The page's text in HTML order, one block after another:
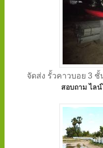
จัดส่ง รั้วคาวบอย 3
สอบถาม ไล